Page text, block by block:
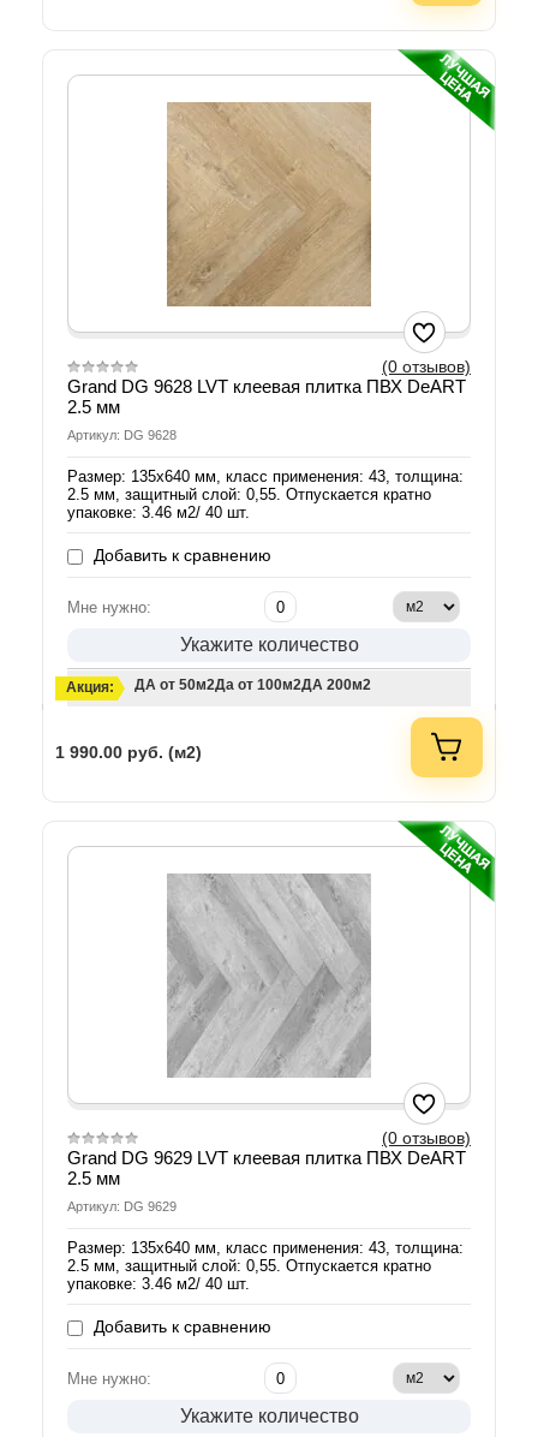
(0 отзывов)
Grand DG 9628 LVT клеевая плитка ПВХ DeART
2.5 мм
Артикул: DG 9628
Размер: 135х640 мм, класс применения: 43, толщина:
2.5 мм, защитный слой: 0,55. Отпускается кратно
упаковке: 3.46 м2/ 40 шт.
Добавить к сравнению
Мне нужно:
Укажите количество
Акция: ДА от 50м2Да от 100м2ДА 200м2
1 990.00 руб. (м2)
(0 отзывов)
Grand DG 9629 LVT клеевая плитка ПВХ DeART
2.5 мм
Артикул: DG 9629
Размер: 135х640 мм, класс применения: 43, толщина:
2.5 мм, защитный слой: 0,55. Отпускается кратно
упаковке: 3.46 м2/ 40 шт.
Добавить к сравнению
Мне нужно:
Укажите количество